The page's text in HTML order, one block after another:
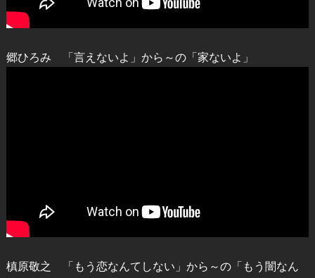
郷ひろみ 「言えないよ」から～の「家ないよ」
槙原敬之 「もう恋なんてしない」から～の「もう闇なん